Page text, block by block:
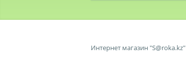
Интернет магазин "S@roka.kz"